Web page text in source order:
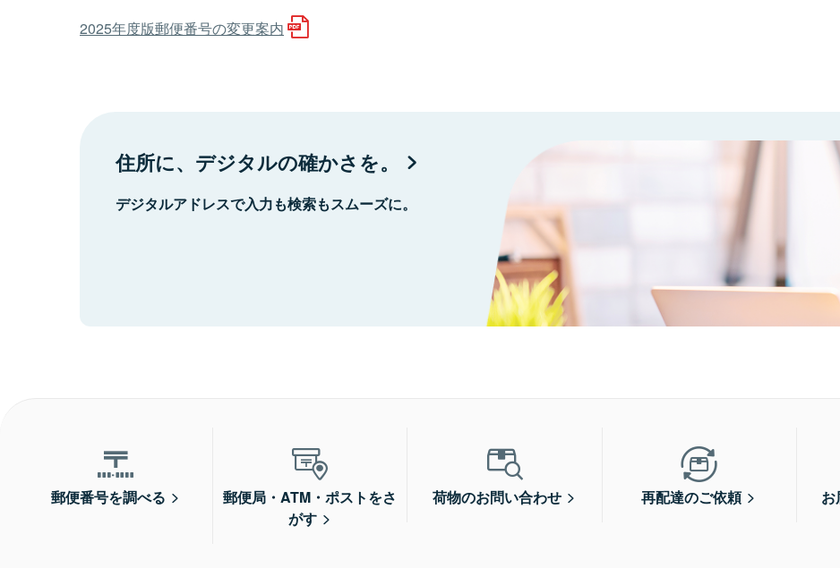
2025年度版郵便番号の変更案内
住所に、デジタルの確かさを。
デジタルアドレスで入力も検索もスムーズに。
郵便番号を調べる
郵便局・ATM・ポストをさ
がす
荷物のお問い合わせ 再配達のご依頼 お